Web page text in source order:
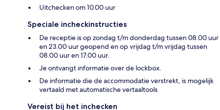
Uitchecken om 10.00 uur
Speciale incheckinstructies
De receptie is op zondag t/m donderdag tussen 08.00 uur
en 23.00 uur geopend en op vrijdag t/m vrijdag tussen
08.00 uur en 17.00 uur.
Je ontvangt informatie over de lockbox.
De informatie die de accommodatie verstrekt, is mogelijk
vertaald met automatische vertaaltools
Vereist bij het inchecken